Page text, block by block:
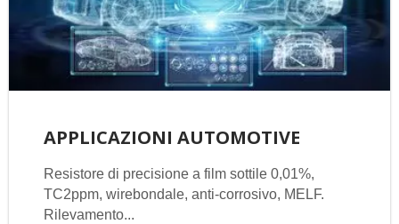
APPLICAZIONI AUTOMOTIVE
Resistore di precisione a film sottile 0,01%,
TC2ppm, wirebondale, anti-corrosivo, MELF.
Rilevamento...